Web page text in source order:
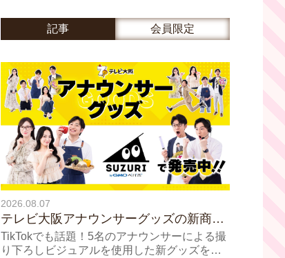
記事 会員限定
2026.08.07
テレビ大阪アナウンサーグッズの新商品
8月8日(土)に発売！ テーマは「個性全
開」5人それぞれの"らしさ"を詰め込んだ
TikTokでも話題！5名のアナウンサーによる撮
り下ろしビジュアルを使用した新グッズを発